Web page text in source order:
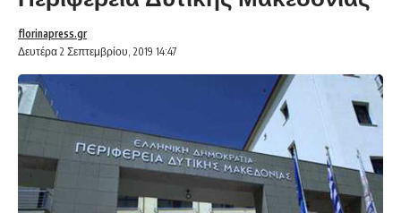
Δευτέρα 2 Σεπτεμβρίου, 2019 14:47
florinapress.gr